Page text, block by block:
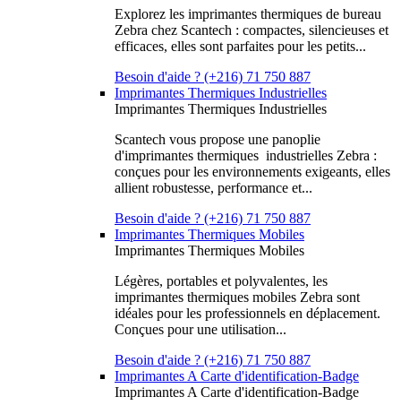
Explorez les imprimantes thermiques de bureau
Zebra chez Scantech : compactes, silencieuses et
efficaces, elles sont parfaites pour les petits...
Besoin d'aide ? (+216) 71 750 887
Imprimantes Thermiques Industrielles
Imprimantes Thermiques Industrielles
Scantech vous propose une panoplie
d'imprimantes thermiques industrielles Zebra :
conçues pour les environnements exigeants, elles
allient robustesse, performance et...
Besoin d'aide ? (+216) 71 750 887
Imprimantes Thermiques Mobiles
Imprimantes Thermiques Mobiles
Légères, portables et polyvalentes, les
imprimantes thermiques mobiles Zebra sont
idéales pour les professionnels en déplacement.
Conçues pour une utilisation...
Besoin d'aide ? (+216) 71 750 887
Imprimantes A Carte d'identification-Badge
Imprimantes A Carte d'identification-Badge